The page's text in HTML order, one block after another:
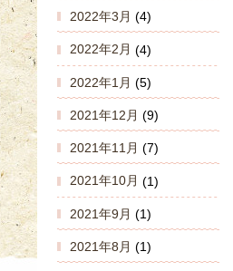
2022年3月 (4)
2022年2月 (4)
2022年1月 (5)
2021年12月 (9)
2021年11月 (7)
2021年10月 (1)
2021年9月 (1)
2021年8月 (1)